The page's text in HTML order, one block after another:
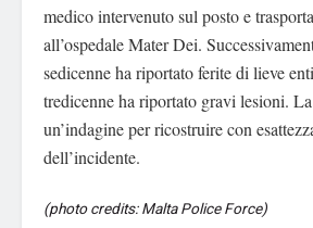
medico intervenuto sul posto e
all’ospedale Mater Dei.
sedicenne ha riportato ferite di lieve
tredicenne ha riportato gravi lesioni.
un’indagine per ricostruire con
dell’incidente.
(photo credits: Malta Police Force)